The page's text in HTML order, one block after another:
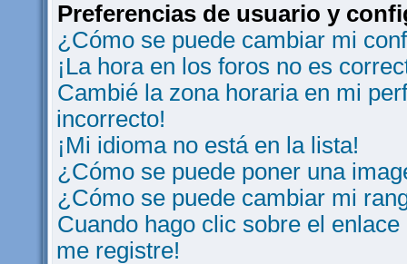
Preferencias de usuario y
¿Cómo se puede cambiar mi
¡La hora en los foros no es
Cambié la zona horaria en mi
incorrecto!
¡Mi idioma no está en la lista!
¿Cómo se puede poner una
¿Cómo se puede cambiar mi
Cuando hago clic sobre el
me registre!